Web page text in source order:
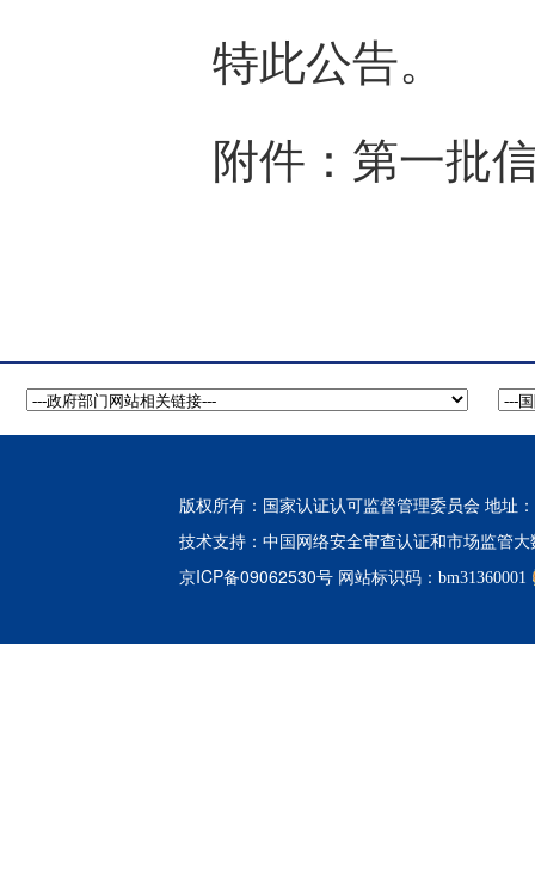
特此公告。
附件： 第一批
版权所有：国家认证认可监督管理委员会 地址
技术支持： 中国网络安全审查认证和市场监管
京ICP备09062530号 网站标识码：bm31360001